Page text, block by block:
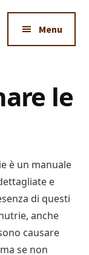
Menu
le
è un manuale
e
di questi
anche
causare
se non